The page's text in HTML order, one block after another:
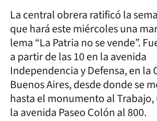
La central obrera ratificó la
que hará este miércoles una
lema “La Patria no se vende”.
a partir de las 10 en la avenida
Independencia y Defensa, en la
Buenos Aires, desde donde se
hasta el monumento al
la avenida Paseo Colón al 800.